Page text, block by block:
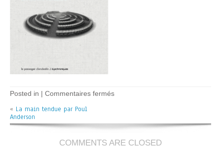
Posted in | Commentaires ferméssur
–
Anderson
« La main tendue par Poul
Anderson
COMMENTS ARE CLOSED